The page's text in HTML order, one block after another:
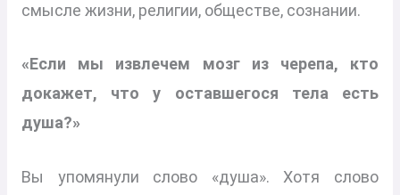
смысле жизни, религии, обществе, сознании.
«Если мы извлечем мозг из черепа, кто
докажет, что у оставшегося тела есть
душа?»
Вы упомянули слово «душа». Хотя слово